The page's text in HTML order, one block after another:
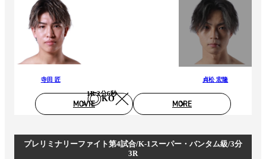
寺田 匠
KO
1R 2分6秒
貞松 宏隆
MOVIE MORE
プレリミナリーファイト第4試合/K-1スーパー・バンタム級/3分
3R